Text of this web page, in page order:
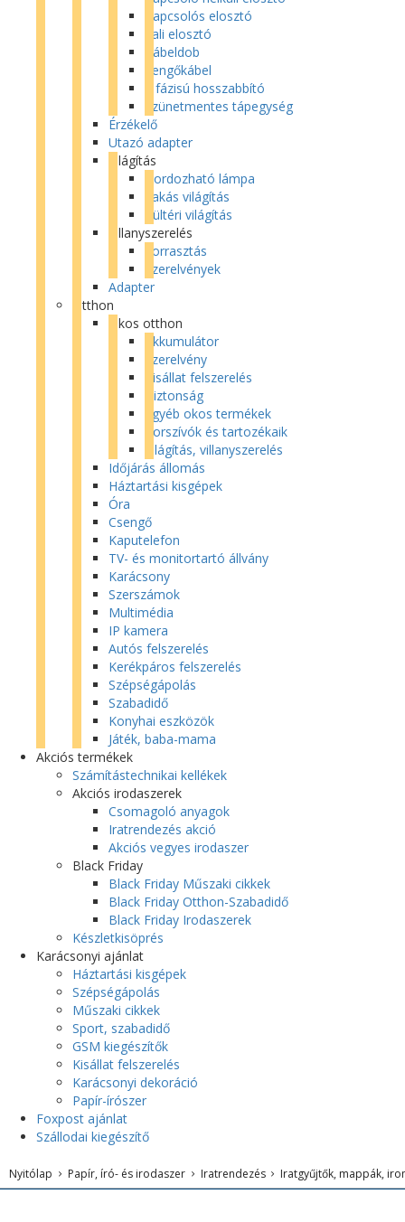
Kapcsolós elosztó
Fali elosztó
Kábeldob
Lengőkábel
3 fázisú hosszabbító
Szünetmentes tápegység
Érzékelő
Utazó adapter
Világítás
Hordozható lámpa
Lakás világítás
Kültéri világítás
Villanyszerelés
Forrasztás
Szerelvények
Adapter
Otthon
Okos otthon
Akkumulátor
Szerelvény
Kisállat felszerelés
Biztonság
Egyéb okos termékek
Porszívók és tartozékaik
Világítás, villanyszerelés
Időjárás állomás
Háztartási kisgépek
Óra
Csengő
Kaputelefon
TV- és monitortartó állvány
Karácsony
Szerszámok
Multimédia
IP kamera
Autós felszerelés
Kerékpáros felszerelés
Szépségápolás
Szabadidő
Konyhai eszközök
Játék, baba-mama
Akciós termékek
Számítástechnikai kellékek
Akciós irodaszerek
Csomagoló anyagok
Iratrendezés akció
Akciós vegyes irodaszer
Black Friday
Black Friday Műszaki cikkek
Black Friday Otthon-Szabadidő
Black Friday Irodaszerek
Készletkisöprés
Karácsonyi ajánlat
Háztartási kisgépek
Szépségápolás
Műszaki cikkek
Sport, szabadidő
GSM kiegészítők
Kisállat felszerelés
Karácsonyi dekoráció
Papír-írószer
Foxpost ajánlat
Szállodai kiegészítő
Nyitólap Papír, író- és irodaszer Iratrendezés Iratgyűjtők, mappák,